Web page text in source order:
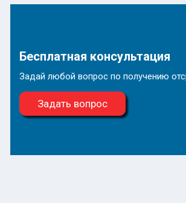
Бесплатная консультация
Задай любой вопрос по получению
Задать вопрос